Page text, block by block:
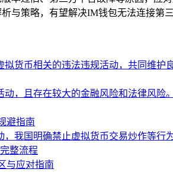
与策略，有望解决IM钱包无法连接第
货币相关的违法违规活动，共同维
，且存在较大的金融风险和法律风
避指南
我国明确禁止虚拟货币交易炒作等行
整流程
与应对指南